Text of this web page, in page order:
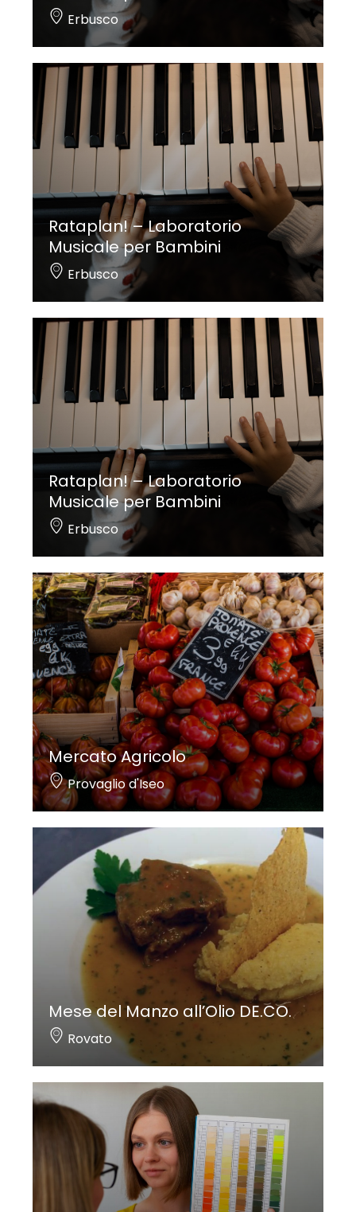
Erbusco
Rataplan! – Laboratorio
Musicale per Bambini
Erbusco
Rataplan! – Laboratorio
Musicale per Bambini
Erbusco
Mercato Agricolo
Provaglio d'Iseo
Mese del Manzo all’Olio DE.CO.
Rovato